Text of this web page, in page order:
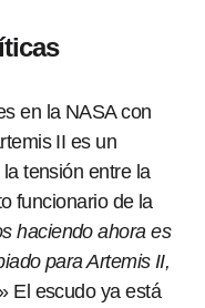
en la NASA con
II es un
tensión entre la
funcionario de la
haciendo ahora es
para Artemis II,
» El escudo ya está